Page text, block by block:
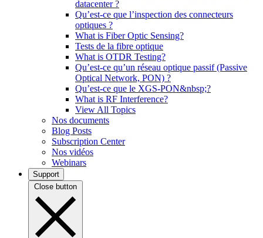
datacenter ?
Qu’est-ce que l’inspection des connecteurs
optiques ?
What is Fiber Optic Sensing?
Tests de la fibre optique
What is OTDR Testing?
Qu’est-ce qu’un réseau optique passif (Passive
Optical Network, PON) ?
Qu’est-ce que le XGS-PON&nbsp;?
What is RF Interference?
View All Topics
Nos documents
Blog Posts
Subscription Center
Nos vidéos
Webinars
Support
Close button